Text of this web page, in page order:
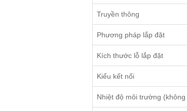
Truyền thông
Phương pháp lắp đặt
Kích thước lỗ lắp đặt
Kiểu kết nối
Nhiệt độ môi trường